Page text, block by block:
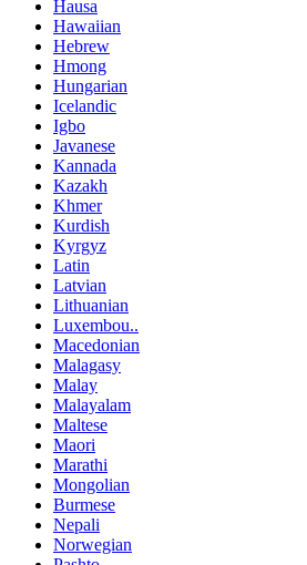
Hausa
Hawaiian
Hebrew
Hmong
Hungarian
Icelandic
Igbo
Javanese
Kannada
Kazakh
Khmer
Kurdish
Kyrgyz
Latin
Latvian
Lithuanian
Luxembou..
Macedonian
Malagasy
Malay
Malayalam
Maltese
Maori
Marathi
Mongolian
Burmese
Nepali
Norwegian